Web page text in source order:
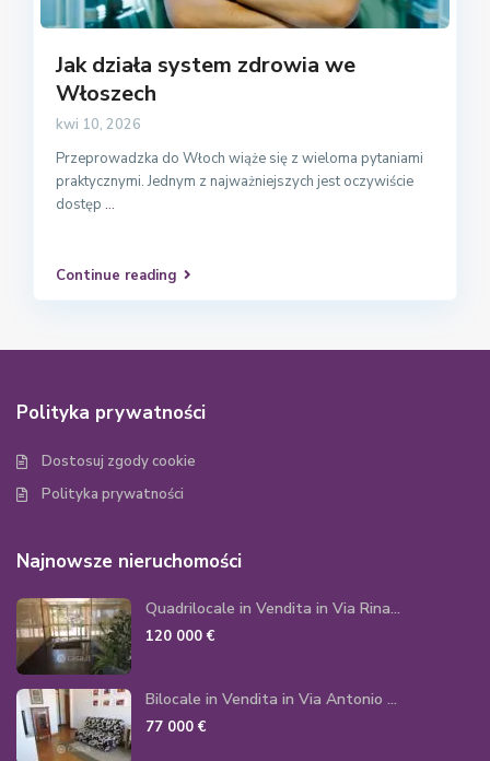
Jak działa system zdrowia we
Włoszech
kwi 10, 2026
Przeprowadzka do Włoch wiąże się z wieloma pytaniami
praktycznymi. Jednym z najważniejszych jest oczywiście
dostęp ...
Continue reading
Polityka prywatności
Dostosuj zgody cookie
Polityka prywatności
Najnowsze nieruchomości
Quadrilocale in Vendita in Via Rina...
120 000 €
Bilocale in Vendita in Via Antonio ...
77 000 €